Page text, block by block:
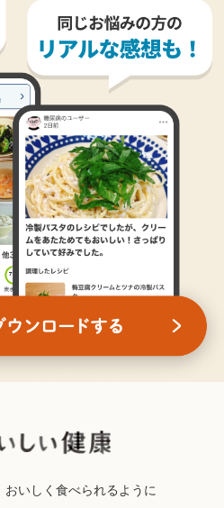
おいしく食べられるように